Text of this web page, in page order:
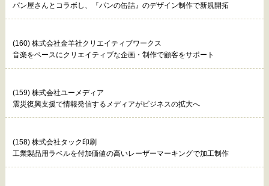
パン屋さんとコラボし、『パンの缶詰』のデザイン制作で新規開拓
(160) 株式会社金羊社クリエイティブワークス
音楽をベースにクリエイティブな企画・制作で顧客をサポート
(159) 株式会社ユーメディア
震災復興支援で情報発信するメディアがビジネスの拡大へ
(158) 株式会社タック印刷
工業製品用ラベルを付加価値の高いレーザーマーキングで加工制作